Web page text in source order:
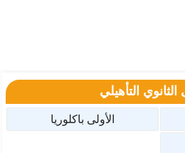
التأهيلي
الأولى باكلوريا